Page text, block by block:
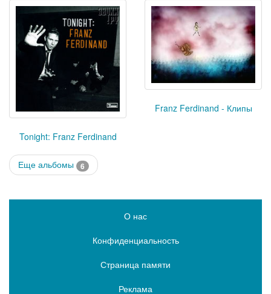
Tonight: Franz Ferdinand
Franz Ferdinand - Клипы
Еще альбомы 6
О нас
Конфиденциальность
Страница памяти
Реклама